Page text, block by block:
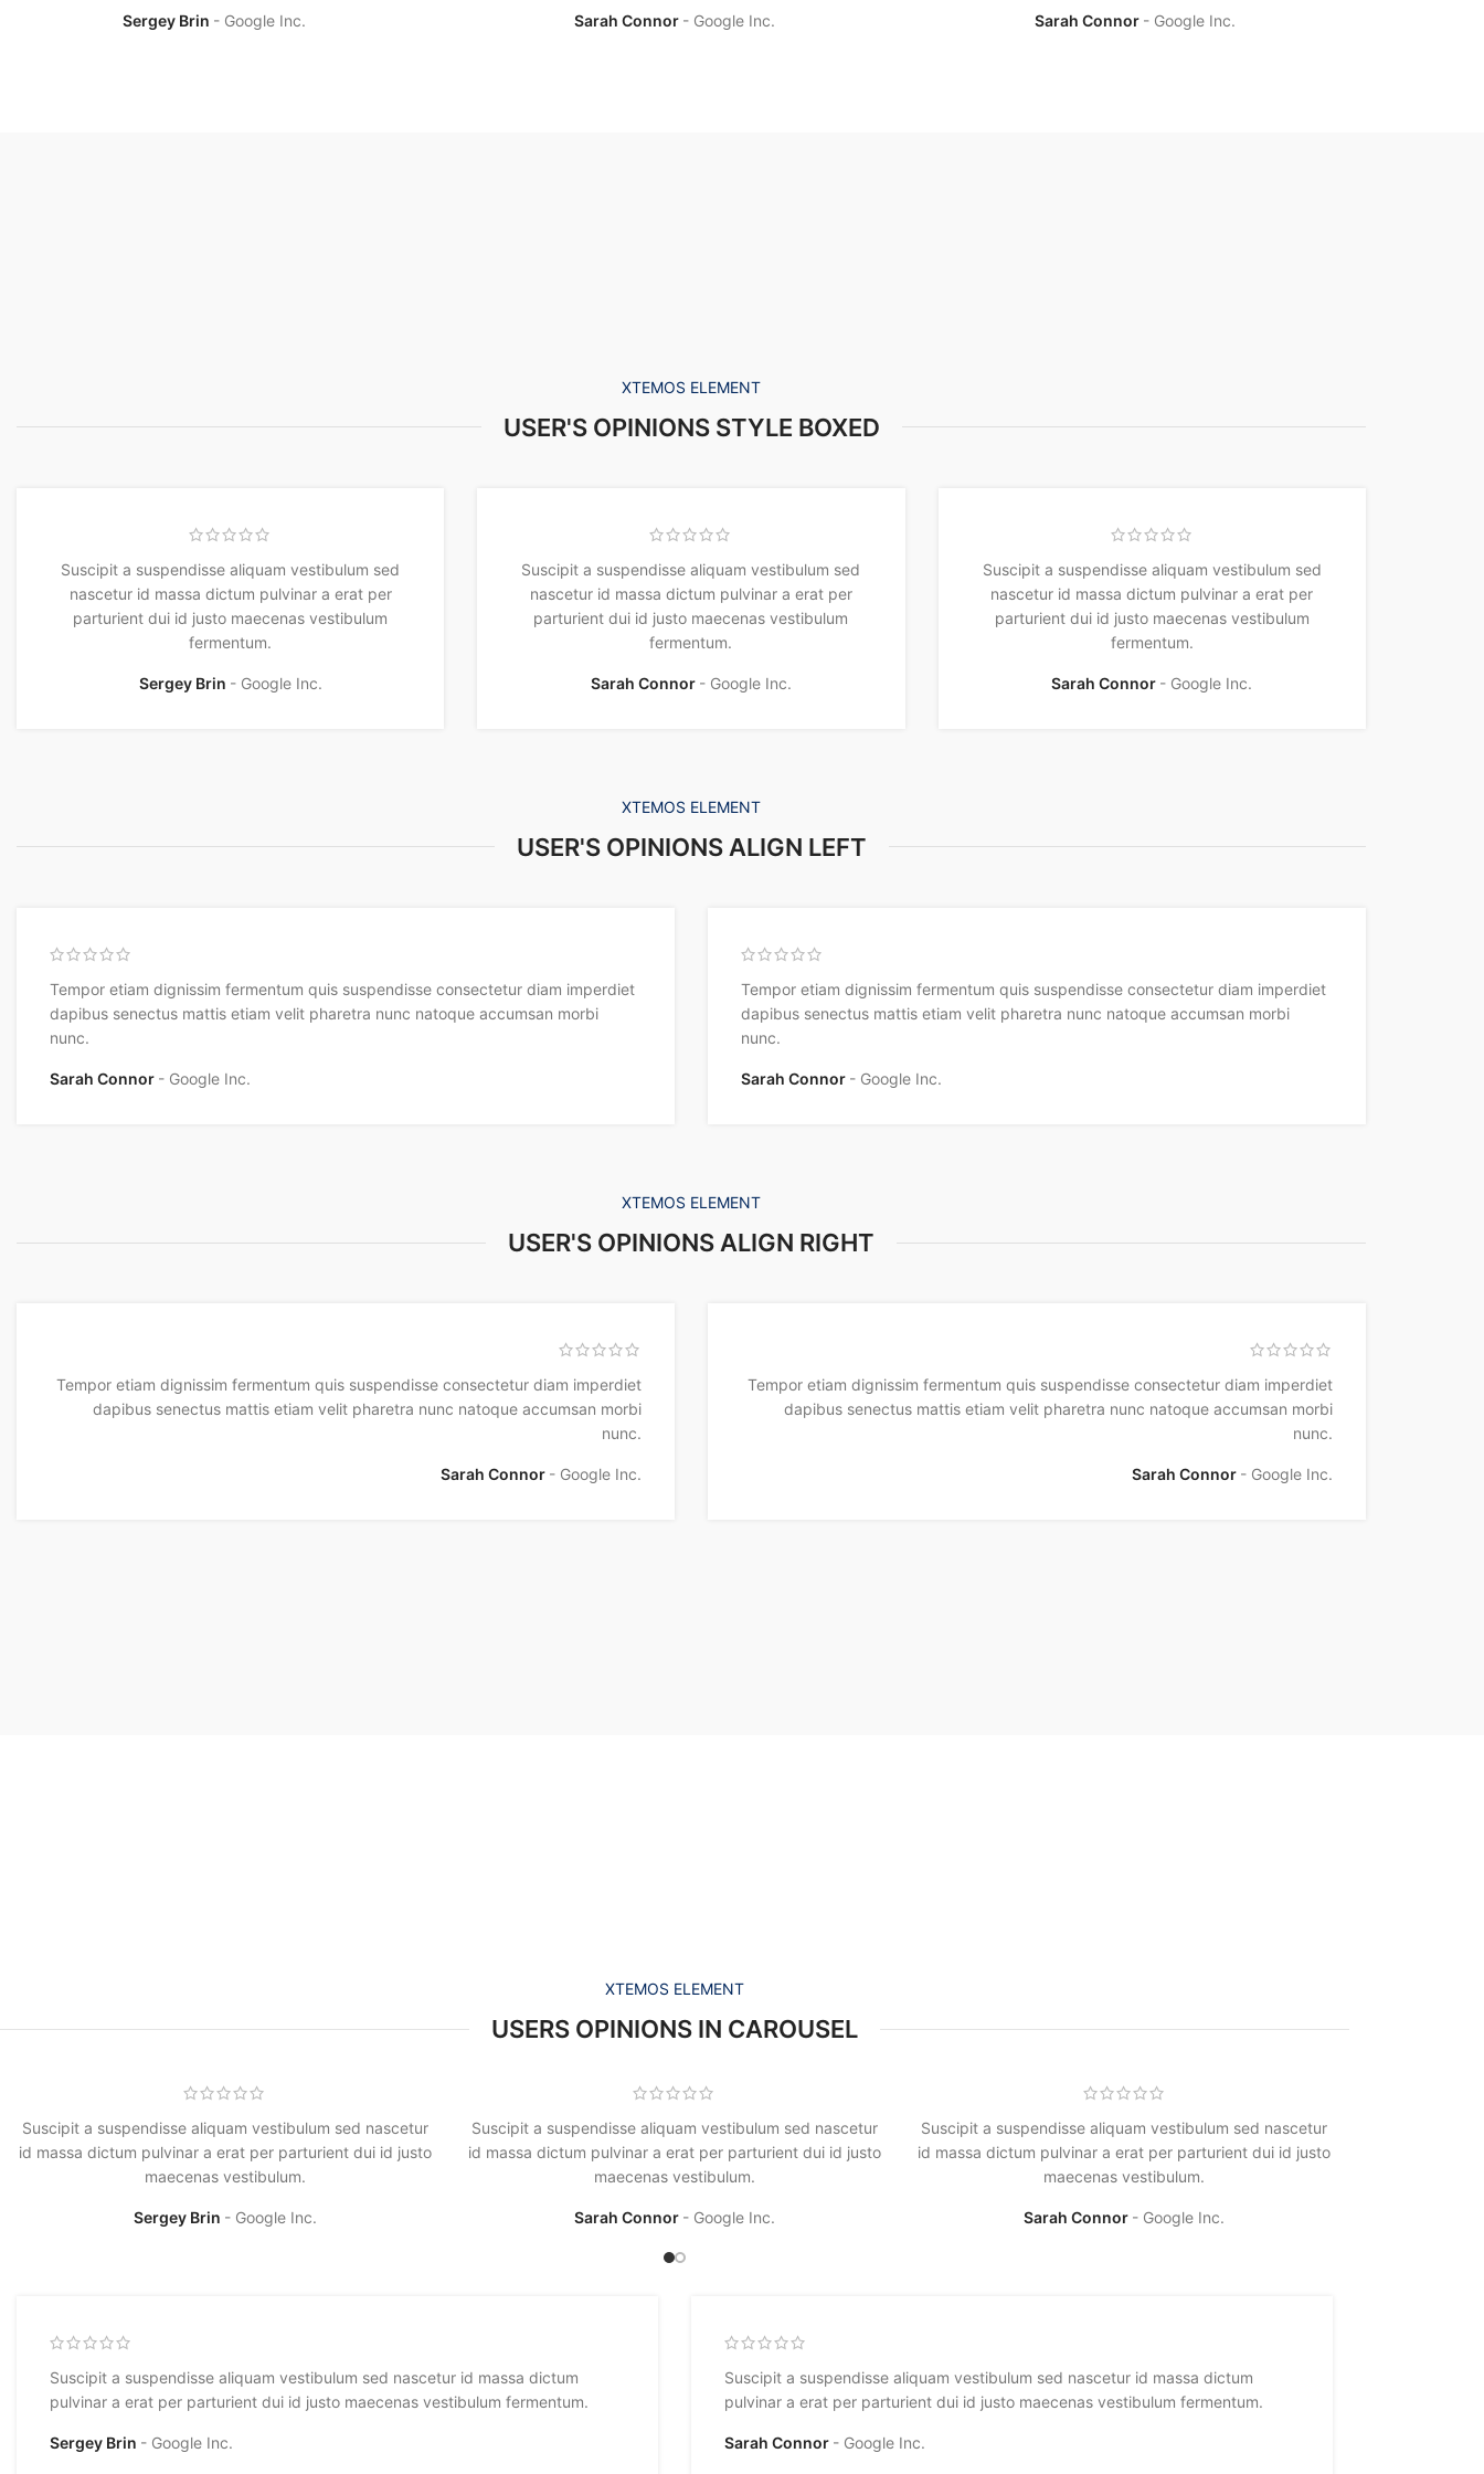
Sergey Brin Google Inc. Sarah Connor Google Inc. Sarah Connor Google Inc.
XTEMOS ELEMENT
USER'S OPINIONS STYLE BOXED
Suscipit a suspendisse aliquam vestibulum sed
nascetur id massa dictum pulvinar a erat per
parturient dui id justo maecenas vestibulum
fermentum.
Sergey Brin Google Inc.
Suscipit a suspendisse aliquam vestibulum sed
nascetur id massa dictum pulvinar a erat per
parturient dui id justo maecenas vestibulum
fermentum.
Sarah Connor Google Inc.
Suscipit a suspendisse aliquam vestibulum sed
nascetur id massa dictum pulvinar a erat per
parturient dui id justo maecenas vestibulum
fermentum.
Sarah Connor Google Inc.
XTEMOS ELEMENT
USER'S OPINIONS ALIGN LEFT
Tempor etiam dignissim fermentum quis suspendisse consectetur diam imperdiet
dapibus senectus mattis etiam velit pharetra nunc natoque accumsan morbi
nunc.
Sarah Connor Google Inc.
Tempor etiam dignissim fermentum quis suspendisse consectetur diam imperdiet
dapibus senectus mattis etiam velit pharetra nunc natoque accumsan morbi
nunc.
Sarah Connor Google Inc.
XTEMOS ELEMENT
USER'S OPINIONS ALIGN RIGHT
Tempor etiam dignissim fermentum quis suspendisse consectetur diam imperdiet
dapibus senectus mattis etiam velit pharetra nunc natoque accumsan morbi
nunc.
Sarah Connor Google Inc.
Tempor etiam dignissim fermentum quis suspendisse consectetur diam imperdiet
dapibus senectus mattis etiam velit pharetra nunc natoque accumsan morbi
nunc.
Sarah Connor Google Inc.
XTEMOS ELEMENT
USERS OPINIONS IN CAROUSEL
Suscipit a suspendisse aliquam vestibulum sed nascetur
id massa dictum pulvinar a erat per parturient dui id justo
maecenas vestibulum.
Sergey Brin Google Inc.
Suscipit a suspendisse aliquam vestibulum sed nascetur
id massa dictum pulvinar a erat per parturient dui id justo
maecenas vestibulum.
Sarah Connor Google Inc.
Suscipit a suspendisse aliquam vestibulum sed nascetur
id massa dictum pulvinar a erat per parturient dui id justo
maecenas vestibulum.
Sarah Connor Google Inc.
Suscipit a suspendisse aliquam vestibulum sed nascetur id massa dictum
pulvinar a erat per parturient dui id justo maecenas vestibulum fermentum.
Sergey Brin Google Inc.
Suscipit a suspendisse aliquam vestibulum sed nascetur id massa dictum
pulvinar a erat per parturient dui id justo maecenas vestibulum fermentum.
Sarah Connor Google Inc.